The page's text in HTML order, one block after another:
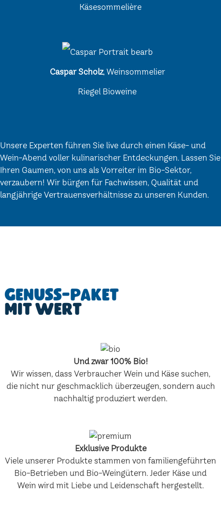
Käsesommelière
Caspar Scholz, Weinsommelier
Riegel Bioweine
Unsere Experten führen Sie live durch einen Käse- und
Wein-Abend voller kulinarischer Entdeckungen. Lassen Sie
Ihren Gaumen, von uns als Vorreiter im Bio-Sektor,
verzaubern! Wir bürgen für Fachwissen, Qualität und
langjährige Vertrauensverhältnisse zu unseren Kunden.
Genuss-Paket
mit Wert
Und zwar 100% Bio!
Wir wissen, dass Verbraucher Wein und Käse suchen,
die nicht nur geschmacklich überzeugen, sondern auch
nachhaltig produziert werden.
Exklusive Produkte
Viele unserer Produkte stammen von familiengeführten
Bio-Betrieben und Bio-Weingütern. Jeder Käse und
Wein wird mit Liebe und Leidenschaft hergestellt.